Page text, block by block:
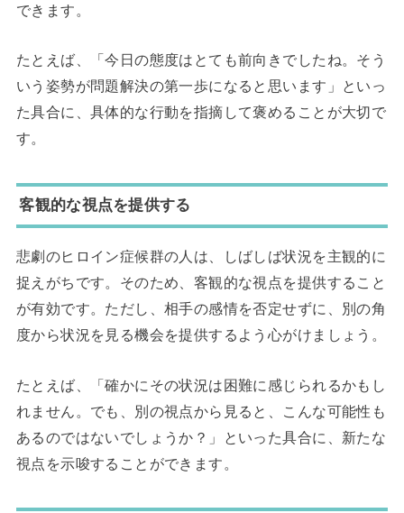
できます。
たとえば、「今日の態度はとても前向きでしたね。そう
いう姿勢が問題解決の第一歩になると思います」といっ
た具合に、具体的な行動を指摘して褒めることが大切で
す。
客観的な視点を提供する
悲劇のヒロイン症候群の人は、しばしば状況を主観的に
捉えがちです。そのため、客観的な視点を提供すること
が有効です。ただし、相手の感情を否定せずに、別の角
度から状況を見る機会を提供するよう心がけましょう。
たとえば、「確かにその状況は困難に感じられるかもし
れません。でも、別の視点から見ると、こんな可能性も
あるのではないでしょうか？」といった具合に、新たな
視点を示唆することができます。